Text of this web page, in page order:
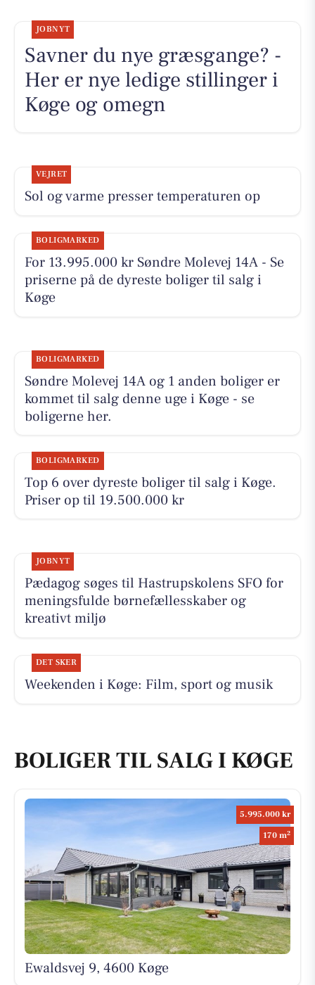
JOBNYT
Savner du nye græsgange? -
Her er nye ledige stillinger i
Køge og omegn
VEJRET
Sol og varme presser temperaturen op
BOLIGMARKED
For 13.995.000 kr Søndre Molevej 14A - Se
priserne på de dyreste boliger til salg i
Køge
BOLIGMARKED
Søndre Molevej 14A og 1 anden boliger er
kommet til salg denne uge i Køge - se
boligerne her.
BOLIGMARKED
Top 6 over dyreste boliger til salg i Køge.
Priser op til 19.500.000 kr
JOBNYT
Pædagog søges til Hastrupskolens SFO for
meningsfulde børnefællesskaber og
kreativt miljø
DET SKER
Weekenden i Køge: Film, sport og musik
BOLIGER TIL SALG I KØGE
5.995.000 kr
170 m2
Ewaldsvej 9, 4600 Køge